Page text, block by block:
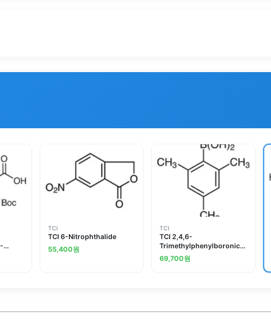
TCI
TCI 6-Nitrophthalide
55,400원
TCI
TCI 2,4,6-
Trimethylphenylboronic
Acid
69,700원